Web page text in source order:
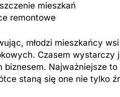
mieszkań
remontowe
młodzi mieszkańcy
Czasem wystarczy
biznesem. Najważniejsze
staną się one nie tylko